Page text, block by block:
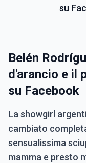
su
Belén
d'arancio e il
su Facebook
La showgirl
cambiato
sensualissima
mamma e presto